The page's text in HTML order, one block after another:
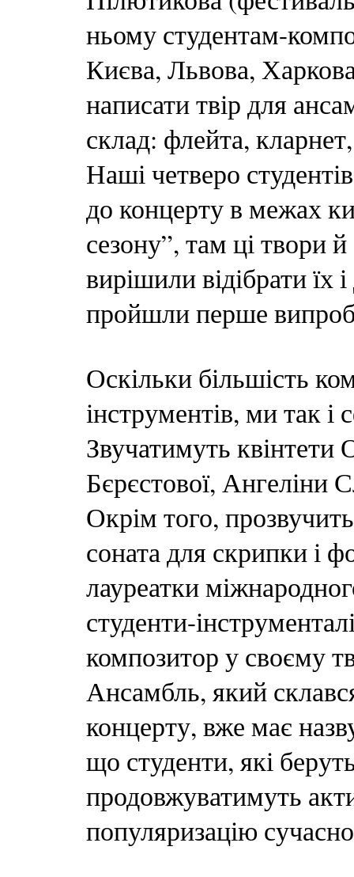
ньому студентам-
Києва, Львова,
написати твір для
склад: флейта,
Наші четверо
до концерту в межах
сезону”, там ці твори
вирішили відібрати
пройшли перше
Оскільки більшість
інструментів, ми так
Звучатимуть квінтети
Бєрєстової,
Окрім того,
соната для скрипки і
лауреатки
студенти-
композитор у своєму
Ансамбль, який
концерту, вже має
що студенти, які
продовжуватимуть
популяризацію